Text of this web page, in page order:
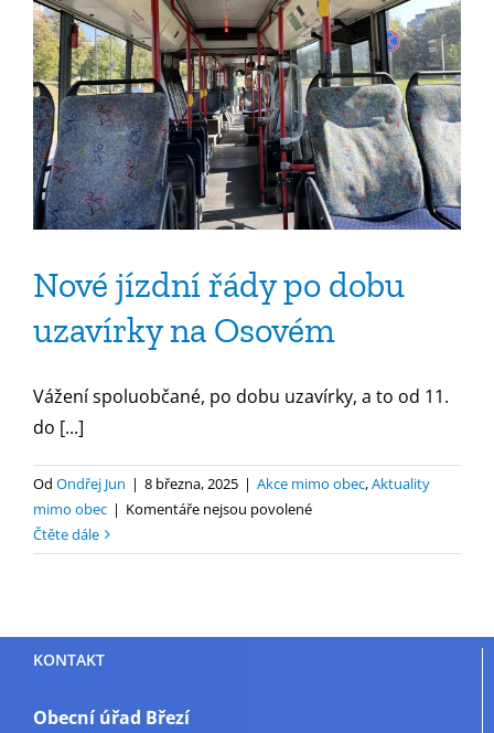
Nové jízdní řády po dobu
uzavírky na Osovém
Vážení spoluobčané, po dobu uzavírky, a to od 11.
do [...]
Od Ondřej Jun | 8 března, 2025 | Akce mimo obec,Aktuality
mimo obec | Komentáře nejsou povolenéu
s
jízdní
Čtěte dále
KONTAKT
Obecní úřad Březí